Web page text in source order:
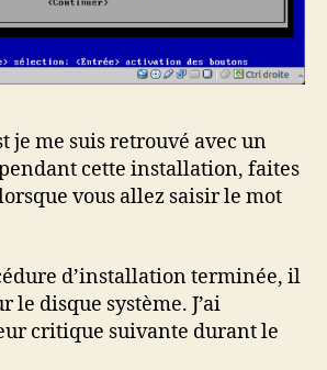
je me suis retrouvé avec un
cette installation, faites
vous allez saisir le mot
d’installation terminée, il
le disque système. J’ai
critique suivante durant le